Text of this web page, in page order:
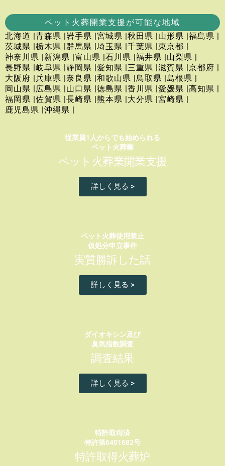
ペット火葬開業支援が可能な地域
北海道 |青森県 |岩手県 |宮城県 |秋田県 |山形県 |福島県 |
茨城県 |栃木県 |群馬県 |埼玉県 |千葉県 |東京都 |
神奈川県 |新潟県 |富山県 |石川県 |福井県 |山梨県 |
長野県 |岐阜県 |静岡県 |愛知県 |三重県 |滋賀県 |京都府 |
大阪府 |兵庫県 |奈良県 |和歌山県 |鳥取県 |島根県 |
岡山県 |広島県 |山口県 |徳島県 |香川県 |愛媛県 |高知県 |
福岡県 |佐賀県 |長崎県 |熊本県 |大分県 |宮崎県 |
鹿児島県 |沖縄県 |
従業員1人からでも始められる
ペット火葬業
ペット火葬業開業支援
詳しく見る >
ペット火葬使用禁止
仮処分申立事件
実質勝訴した話
詳しく見る >
ダイオキシン及び
臭気指数調査
調査結果
詳しく見る >
特許取得済
特許第6401682号
特許取得火葬炉